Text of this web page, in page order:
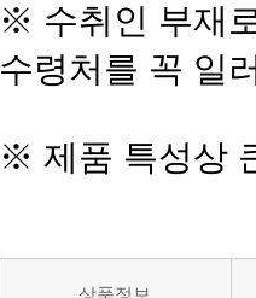
※ 수취인 부재
수령처를 꼭 일
※ 제품 특성상
상품정보